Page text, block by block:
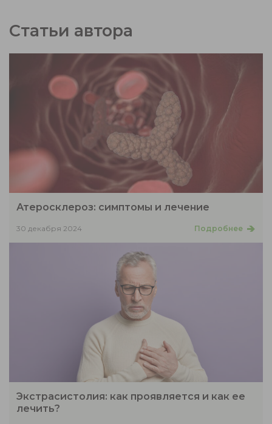
Статьи автора
Атеросклероз: симптомы и лечение
30 декабря 2024 Подробнее
Экстрасистолия: как проявляется и как ее
лечить?